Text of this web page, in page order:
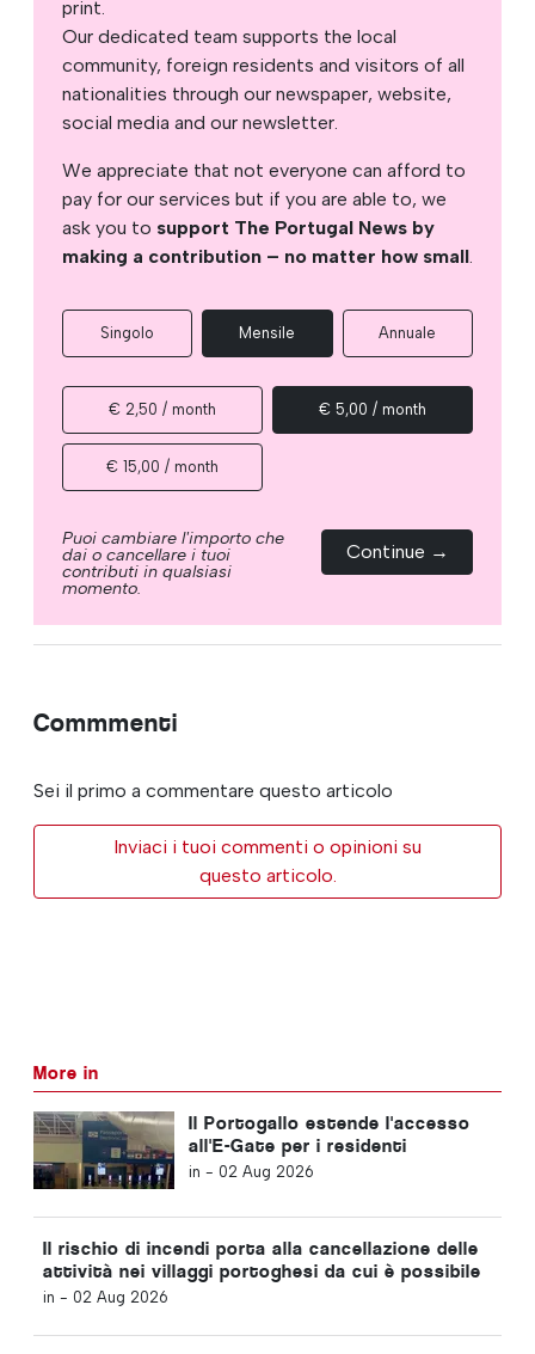
print.
Our dedicated team supports the local
community, foreign residents and visitors of all
nationalities through our newspaper, website,
social media and our newsletter.
We appreciate that not everyone can afford to
pay for our services but if you are able to, we
ask you to support The Portugal News by
making a contribution – no matter how small.
Singolo Mensile Annuale
€ 2,50 / month € 5,00 / month
€ 15,00 / month
Puoi cambiare l'importo che
dai o cancellare i tuoi
contributi in qualsiasi
momento.
Continue →
Commmenti
Sei il primo a commentare questo articolo
Inviaci i tuoi commenti o opinioni su
questo articolo.
More in
Il Portogallo estende l'accesso
all'E-Gate per i residenti
stranieri negli aeroporti
in - 02 Aug 2026
Il rischio di incendi porta alla cancellazione delle
attività nei villaggi portoghesi da cui è possibile
osservare l'eclissi totale
in - 02 Aug 2026